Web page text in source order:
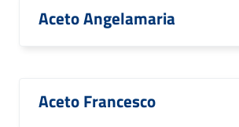
Aceto Angelamaria
Aceto Francesco